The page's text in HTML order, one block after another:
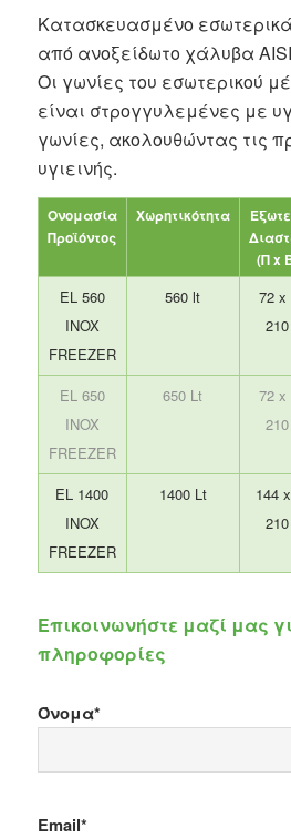
Κατασκευασμένο
από ανοξείδωτο χάλυβα
Οι γωνίες του εσωτερικού
είναι στρογγυλεμένες με
γωνίες, ακολουθώντας τις
υγιεινής.
Ονομασία
Προϊόντος
Χωρητικότητα
(Π x
EL 560
INOX
FREEZER
560 lt
72 x
EL 650
INOX
FREEZER
650 Lt
72 x
EL 1400
INOX
FREEZER
1400 Lt
144
Επικοινωνήστε μαζί μας
πληροφορίες
Όνομα*
Email*